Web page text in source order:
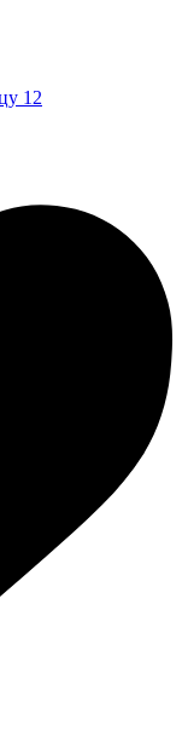
12